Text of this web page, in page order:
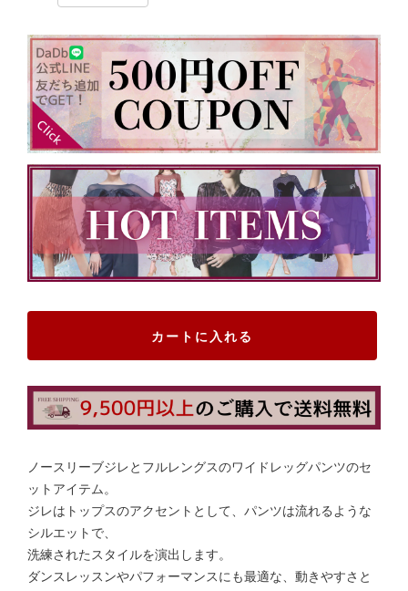
カートに入れる
ノースリーブジレとフルレングスのワイドレッグパンツのセ
ットアイテム。
ジレはトップスのアクセントとして、パンツは流れるような
シルエットで、
洗練されたスタイルを演出します。
ダンスレッスンやパフォーマンスにも最適な、動きやすさと